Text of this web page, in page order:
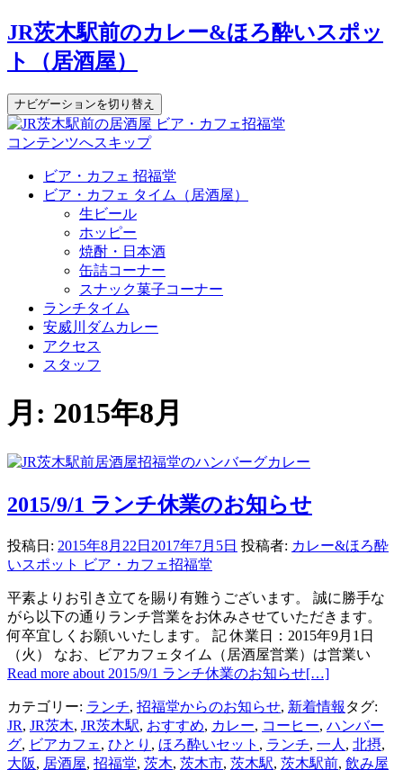
JR茨木駅前のカレー&ほろ酔いスポッ
ト（居酒屋）
ナビゲーションを切り替え
コンテンツへスキップ
ビア・カフェ 招福堂
ビア・カフェ タイム（居酒屋）
生ビール
ホッピー
焼酎・日本酒
缶詰コーナー
スナック菓子コーナー
ランチタイム
安威川ダムカレー
アクセス
スタッフ
月: 2015年8月
2015/9/1 ランチ休業のお知らせ
投稿日: 2015年8月22日 2017年7月5日 投稿者: カレー&ほろ酔
いスポット ビア・カフェ招福堂
平素よりお引き立てを賜り有難うございます。 誠に勝手な
がら以下の通りランチ営業をお休みさせていただきます。
何卒宜しくお願いいたします。 記 休業日：2015年9月1日
（火） なお、ビアカフェタイム（居酒屋営業）は営業い
Read more about 2015/9/1 ランチ休業のお知らせ[…]
カテゴリー: ランチ, 招福堂からのお知らせ, 新着情報 タグ:
JR, JR茨木, JR茨木駅, おすすめ, カレー, コーヒー, ハンバー
グ, ビアカフェ , ひとり , ほろ酔いセット , ランチ, 一人 , 北摂,
大阪, 居酒屋, 招福堂, 茨木, 茨木市, 茨木駅, 茨木駅前, 飲み屋